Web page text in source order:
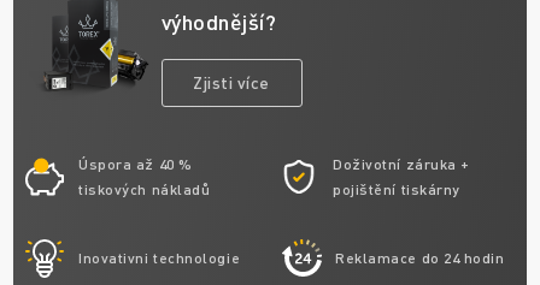
výhodnější?
Zjisti více
Úspora až 40 %
tiskových nákladů
Doživotní záruka +
pojištění tiskárny
Inovativni technologie Reklamace do 24 hodin